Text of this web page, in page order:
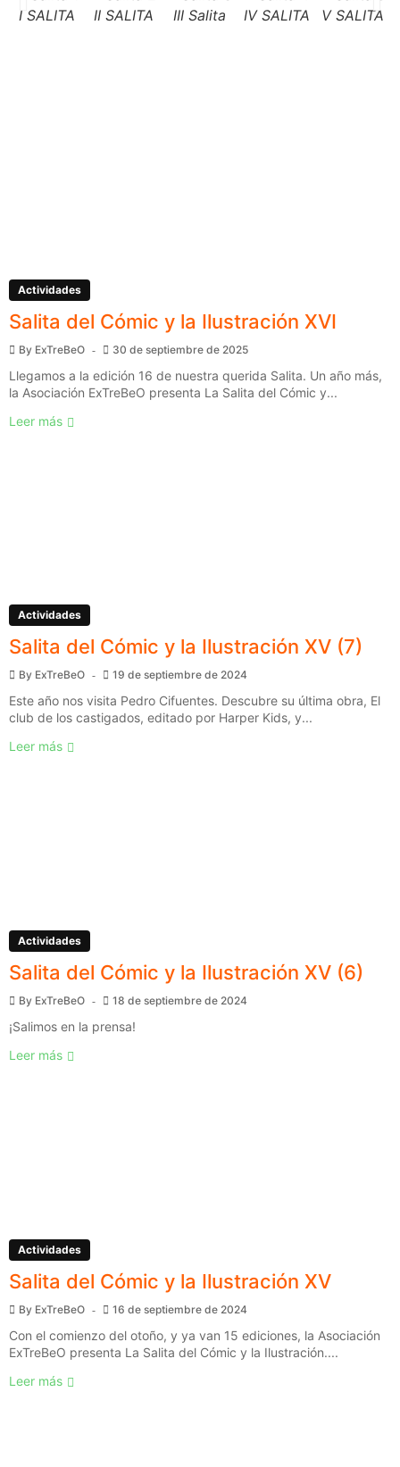
I SALITA II SALITA III Salita IV SALITA V SALITA
Actividades
Salita del Cómic y la Ilustración XVI
By ExTreBeO 30 de septiembre de 2025
Llegamos a la edición 16 de nuestra querida Salita. Un año más,
la Asociación ExTreBeO presenta La Salita del Cómic y...
Leer más
Actividades
Salita del Cómic y la Ilustración XV (7)
By ExTreBeO 19 de septiembre de 2024
Este año nos visita Pedro Cifuentes. Descubre su última obra, El
club de los castigados, editado por Harper Kids, y...
Leer más
Actividades
Salita del Cómic y la Ilustración XV (6)
By ExTreBeO 18 de septiembre de 2024
¡Salimos en la prensa!
Leer más
Actividades
Salita del Cómic y la Ilustración XV
By ExTreBeO 16 de septiembre de 2024
Con el comienzo del otoño, y ya van 15 ediciones, la Asociación
ExTreBeO presenta La Salita del Cómic y la Ilustración....
Leer más